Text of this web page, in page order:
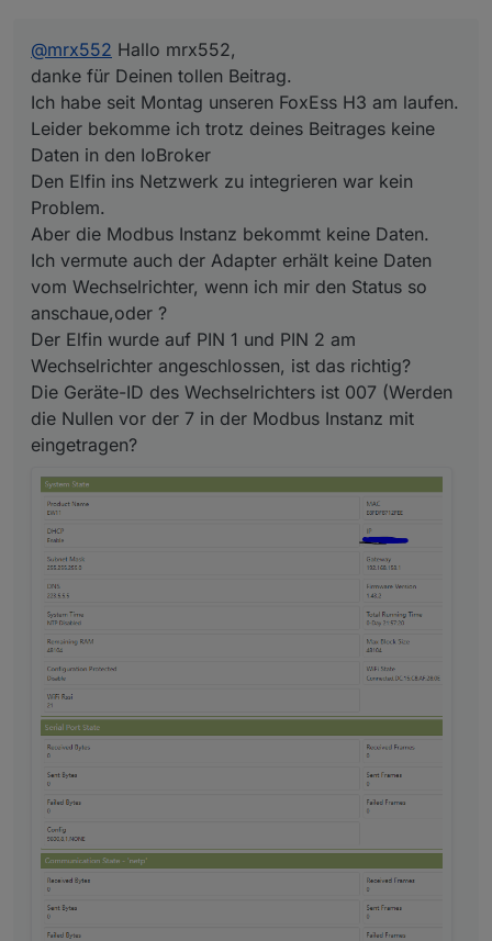
Einstellungen jeweils speichern und den Elfin neu
starten.
im ioBroker den Modbus Adapter installieren und
die Einstellungen wie folgt wählen:
Die Geräte ID muss die gleiche sein, wie im
Wechselrichter eingestellt, zu finden unter:
Menü -> Konfiguration -> Kommunikation -> RS485 -
Die entsprechenden Modbus Adressen gibts hier als
https://github.com/TonyM1958/HA-FoxESS-
Problem.
Aber die Modbus Instanz bekommt keine Daten.
Ich vermute auch der Adapter erhält keine Daten
vom Wechselrichter, wenn ich mir den Status so
anschaue,oder ?
Der Elfin wurde auf PIN 1 und PIN 2 am
Wechselrichter angeschlossen, ist das richtig?
Die Geräte-ID des Wechselrichters ist 007 (Werden
eingetragen?
Hast Du eine Idee was das Problem ist?
@mrx552 Hallo mrx552,
danke für Deinen tollen Beitrag.
Ich habe seit Montag unseren FoxEss H3 am laufen.
Leider bekomme ich trotz deines Beitrages keine
Daten in den IoBroker
Den Elfin ins Netzwerk zu integrieren war kein
Problem.
Aber die Modbus Instanz bekommt keine Daten.
Ich vermute auch der Adapter erhält keine Daten
vom Wechselrichter, wenn ich mir den Status so
anschaue,oder ?
Der Elfin wurde auf PIN 1 und PIN 2 am
Wechselrichter angeschlossen, ist das richtig?
Die Geräte-ID des Wechselrichters ist 007 (Werden
die Nullen vor der 7 in der Modbus Instanz mit
eingetragen?